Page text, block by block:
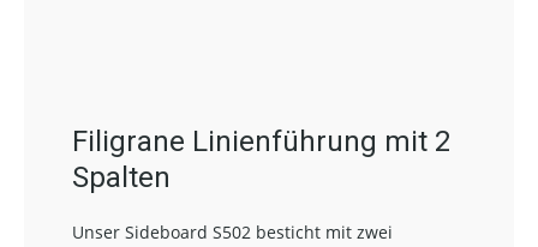
Filigrane Linienführung mit 2
Spalten
Unser Sideboard S502 besticht mit zwei